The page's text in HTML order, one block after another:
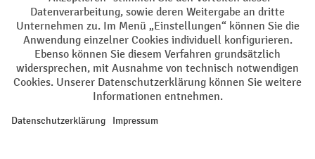
Barrierefreiheit Privacy Settings
Alle Preise exkl. gesetzl. Mehrwertsteuer zzgl.Versandkostenund ggf.
Nachnahmegebühren, wenn nicht anders angegeben.
¹ Der Rabatt gilt so lange der Vorrat reicht. Der Rabatt gilt nicht auf
oder Gutscheinen ist nicht möglich. | ² Der Rabatt wird einmalig bei